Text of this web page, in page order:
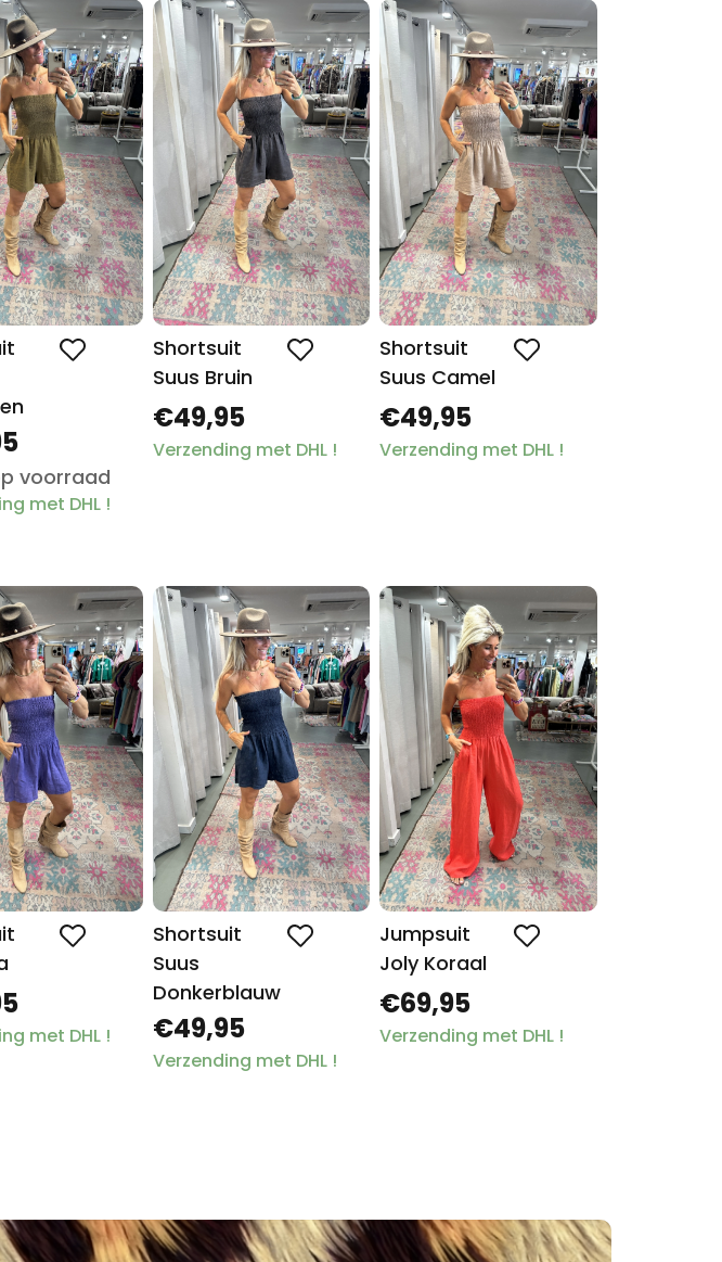
voorraad
met DHL !
Shortsuit
Suus Bruin
€49,95
Verzending met DHL !
Shortsuit
Suus Camel
€49,95
Verzending met DHL !
met DHL !
Shortsuit
Suus
Donkerblauw
€49,95
Verzending met DHL !
Jumpsuit
Joly Koraal
€69,95
Verzending met DHL !